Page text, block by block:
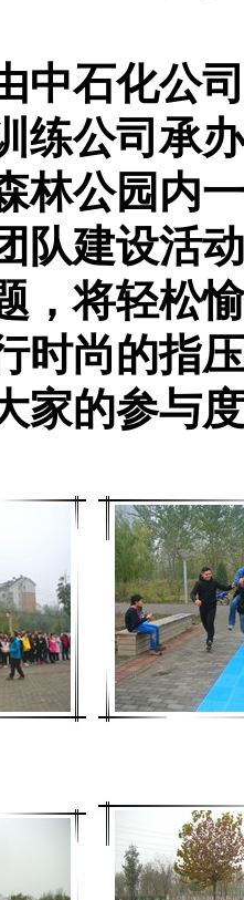
中石化公
练公司承
林公园内
队建设活
，将轻松
时尚的指
家的参与